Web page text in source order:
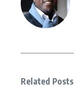
Related Posts